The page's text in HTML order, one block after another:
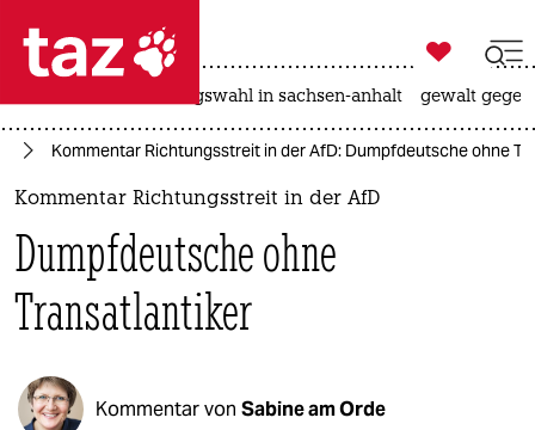
 taz zahl ich
taz zahl ich
politik
öko
gesellschaft

taz zahl ich
landtagswahl in sachsen-anhalt gewalt
Kommentar Richtungsstreit in der AfD: Dumpfdeutsche ohne
Kommentar Richtungsstreit in der AfD
Dumpfdeutsche ohne
Transatlantiker
Kommentar von Sabine am Orde